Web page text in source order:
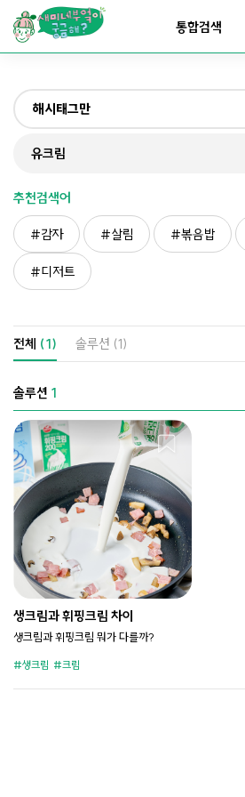
맛있어지는부엌
요리가쉬워지는부엌
통합검색
해시태그만
전체
재료만
해시태그만
추천검색어
감자 살림 볶음밥
디저트
전체 (1) 솔루션 (1)
솔루션 1
생크림과 휘핑크림 차이
생크림과 휘핑크림 뭐가 다를까?
생크림 크림